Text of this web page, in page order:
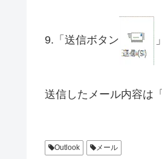
9.「送信ボタン
送信したメール内容は
Outlook メール